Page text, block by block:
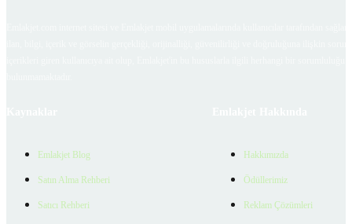
Emlakjet Blog
Satın Alma Rehberi
Satıcı Rehberi
Hakkımızda
Ödüllerimiz
Reklam Çözümleri